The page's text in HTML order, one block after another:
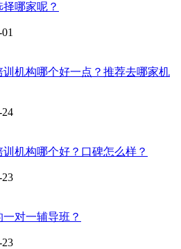
哪家呢？
机构哪个好一点？推荐去哪家机
24
机构哪个好？口碑怎么样？
23
对一辅导班？
23